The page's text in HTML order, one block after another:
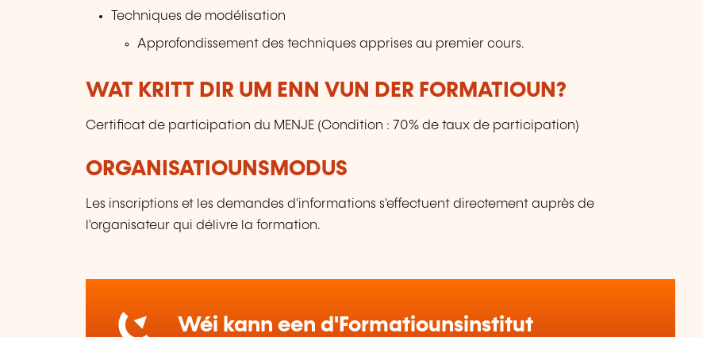
Techniques de modélisation
Approfondissement des techniques apprises au premier cours.
WAT KRITT DIR UM ENN VUN DER FORMATIOUN?
Certificat de participation du MENJE (Condition : 70% de taux de participation)
ORGANISATIOUNSMODUS
Les inscriptions et les demandes d'informations s'effectuent directement auprès de
l'organisateur qui délivre la formation.
Wéi kann een d'Formatiounsinstitut